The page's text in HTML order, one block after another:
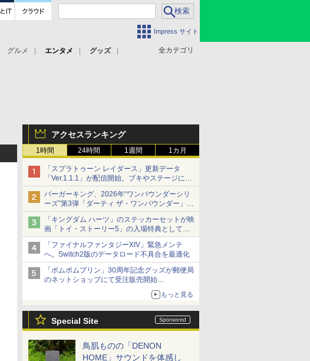
Impress サイト
全カテゴリ
グルメ エンタメ
グッズ
アクセスランキング
1時間 24時間 1週間 1カ月
「スプラトゥーン レイダース」更新データ
「Ver.1.1.1」が配信開始。ブキやステージに関
する不具合を修正
バーガーキング、2026年“ワンパウンダーシリ
ーズ”第3弾「ダーティ ザ・ワンパウンダー」を
8月7日発売
「特製ガーリックマヨソース」を使用した超大
型チーズバーガー
「キングダム ハーツ」のステッカーセットが映
画「トイ・ストーリー5」の入場特典として配
布決定！
本日8月7日より先着・数量限定で配布
「ファイナルファンタジーXIV」緊急メンテ
へ。Switch2版のデータロード不具合を最適化
「ポムポムプリン」30周年記念グッズが郵便局
のネットショップにて受注販売開始
「おもちもちもちクッション」など今年だけの
もっと見る
Special Site
鳥肌ものの「DENON
HOME」サウンドを体感し